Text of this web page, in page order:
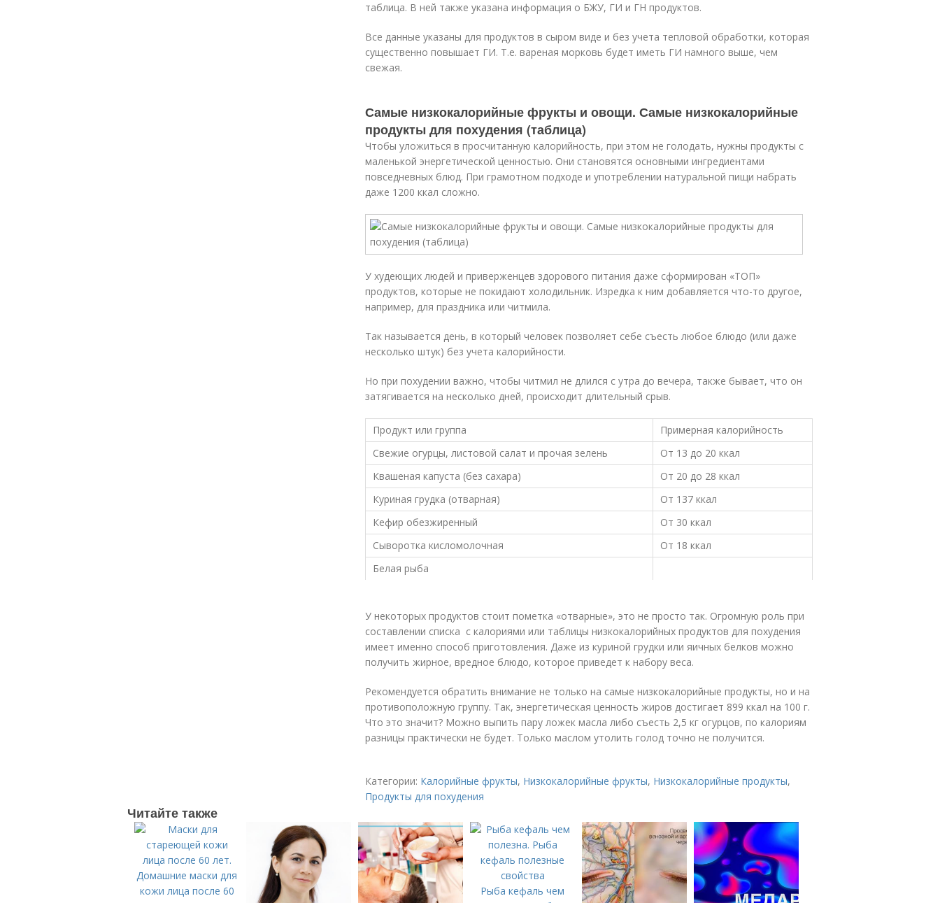
таблица. В ней также указана информация о БЖУ, ГИ и ГН продуктов.
Все данные указаны для продуктов в сыром виде и без учета тепловой обработки, которая
существенно повышает ГИ. Т.е. вареная морковь будет иметь ГИ намного выше, чем
свежая.
Самые низкокалорийные фрукты и овощи. Самые низкокалорийные
продукты для похудения (таблица)
Чтобы уложиться в просчитанную калорийность, при этом не голодать, нужны продукты с
маленькой энергетической ценностью. Они становятся основными ингредиентами
повседневных блюд. При грамотном подходе и употреблении натуральной пищи набрать
даже 1200 ккал сложно.
У худеющих людей и приверженцев здорового питания даже сформирован «ТОП»
продуктов, которые не покидают холодильник. Изредка к ним добавляется что-то другое,
например, для праздника или читмила.
Так называется день, в который человек позволяет себе съесть любое блюдо (или даже
несколько штук) без учета калорийности.
Но при похудении важно, чтобы читмил не длился с утра до вечера, также бывает, что он
затягивается на несколько дней, происходит длительный срыв.
Продукт или группа
Примерная калорийность
Свежие огурцы, листовой салат и прочая зелень
От 13 до 20 ккал
Квашеная капуста (без сахара)
От 20 до 28 ккал
Куриная грудка (отварная)
От 137 ккал
Кефир обезжиренный
От 30 ккал
Сыворотка кисломолочная
От 18 ккал
Белая рыба
У некоторых продуктов стоит пометка «отварные», это не просто так. Огромную роль при
составлении списка с калориями или таблицы низкокалорийных продуктов для похудения
имеет именно способ приготовления. Даже из куриной грудки или яичных белков можно
получить жирное, вредное блюдо, которое приведет к набору веса.
Рекомендуется обратить внимание не только на самые низкокалорийные продукты, но и на
противоположную группу. Так, энергетическая ценность жиров достигает 899 ккал на 100 г.
Что это значит? Можно выпить пару ложек масла либо съесть 2,5 кг огурцов, по калориям
разницы практически не будет. Только маслом утолить голод точно не получится.
Категории: Калорийные фрукты, Низкокалорийные фрукты, Низкокалорийные продукты,
Продукты для похудения
Читайте также
Рыба кефаль чем